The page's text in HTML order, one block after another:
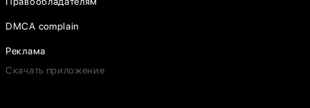
DMCA complain
Реклама
Скачать приложение